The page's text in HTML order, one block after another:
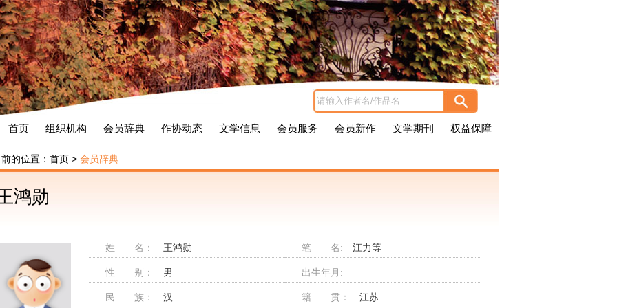
首页 组织机构 会员辞典 作协动态 文学信息 会员服务 会员新作 文学期刊 权益保障
的位置： 首页 > 会员辞典
鸿勋
姓 名： 王鸿勋 笔 名: 江力等
性 别： 男 出生年月:
民 族： 汉 籍 贯： 江苏